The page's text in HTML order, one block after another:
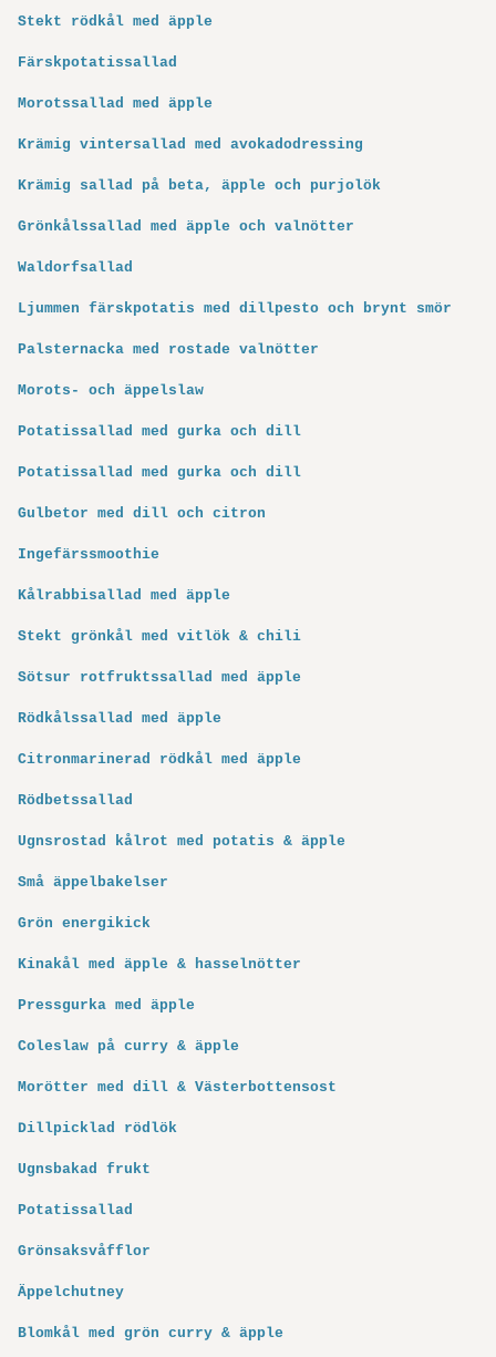
Stekt rödkål med äpple
Färskpotatissallad
Morotssallad med äpple
Krämig vintersallad med avokadodressing
Krämig sallad på beta, äpple och purjolök
Grönkålssallad med äpple och valnötter
Waldorfsallad
Ljummen färskpotatis med dillpesto och brynt smör
Palsternacka med rostade valnötter
Morots- och äppelslaw
Potatissallad med gurka och dill
Potatissallad med gurka och dill
Gulbetor med dill och citron
Ingefärssmoothie
Kålrabbisallad med äpple
Stekt grönkål med vitlök & chili
Sötsur rotfruktssallad med äpple
Rödkålssallad med äpple
Citronmarinerad rödkål med äpple
Rödbetssallad
Ugnsrostad kålrot med potatis & äpple
Små äppelbakelser
Grön energikick
Kinakål med äpple & hasselnötter
Pressgurka med äpple
Coleslaw på curry & äpple
Morötter med dill & Västerbottensost
Dillpicklad rödlök
Ugnsbakad frukt
Potatissallad
Grönsaksvåfflor
Äppelchutney
Blomkål med grön curry & äpple